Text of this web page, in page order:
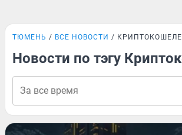
ТЮМЕНЬ ВСЕ НОВОСТИ
Новости по тэгу